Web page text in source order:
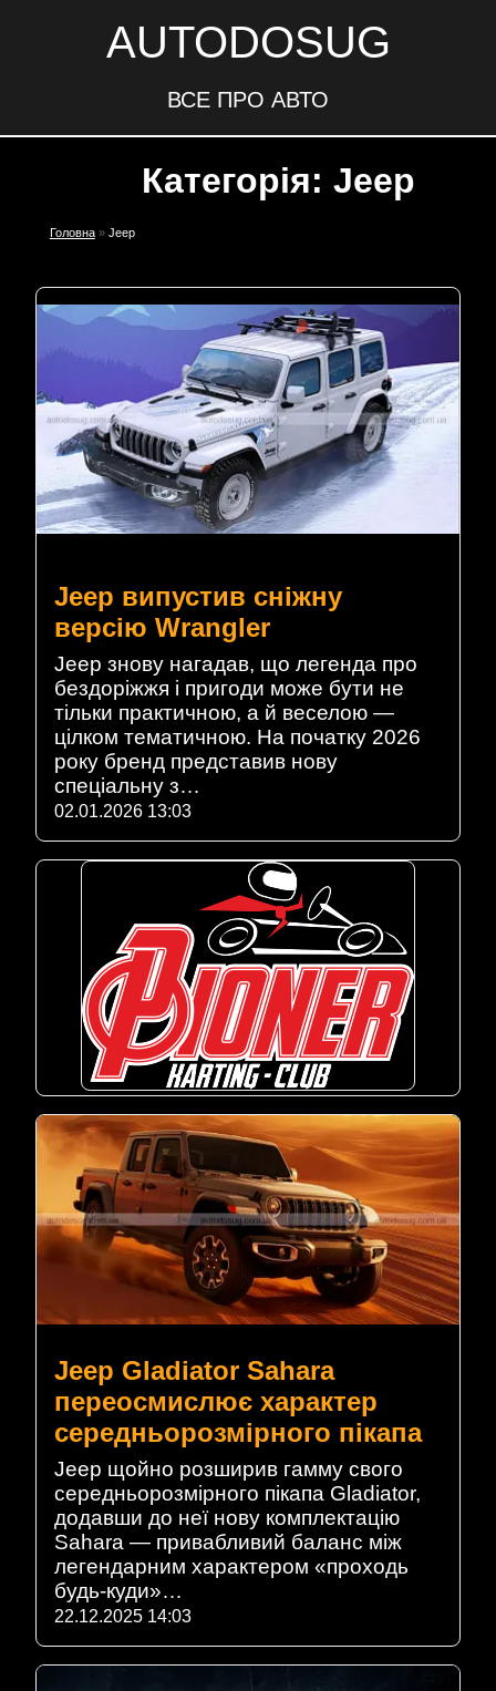
AUTODOSUG
ВСЕ ПРО АВТО
Категорія: Jeep
Головна» Jeep
Jeep випустив сніжну
версію Wrangler
Jeep знову нагадав, що легенда про
бездоріжжя і пригоди може бути не
тільки практичною, а й веселою —
цілком тематичною. На початку 2026
року бренд представив нову
спеціальну з…
02.01.2026 13:03
Jeep Gladiator Sahara
переосмислює характер
середньорозмірного пікапа
Jeep щойно розширив гамму свого
середньорозмірного пікапа Gladiator,
додавши до неї нову комплектацію
Sahara — привабливий баланс між
легендарним характером «проходь
будь-куди»…
22.12.2025 14:03